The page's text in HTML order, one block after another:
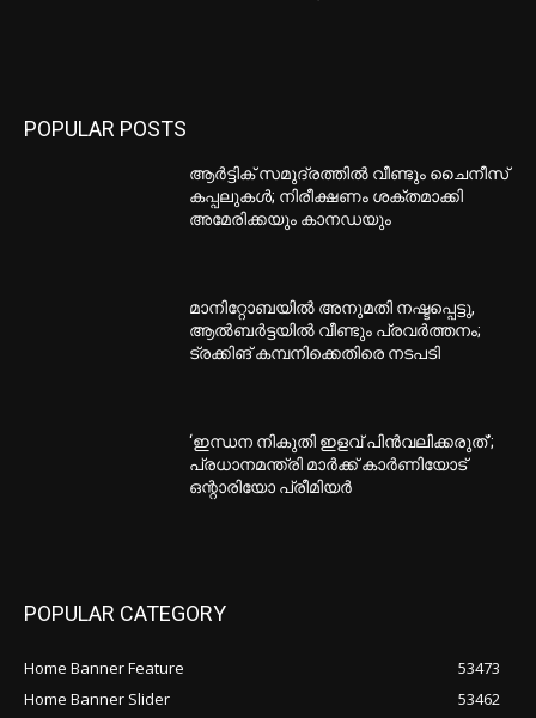
POPULAR POSTS
ആർട്ടിക് സമുദ്രത്തിൽ വീണ്ടും ചൈനീസ്
കപ്പലുകൾ; നിരീക്ഷണം ശക്തമാക്കി
അമേരിക്കയും കാനഡയും
മാനിറ്റോബയിൽ അനുമതി നഷ്ടപ്പെട്ടു,
ആൽബർട്ടയിൽ വീണ്ടും പ്രവർത്തനം;
ട്രക്കിങ് കമ്പനിക്കെതിരെ നടപടി
‘ഇന്ധന നികുതി ഇളവ് പിൻവലിക്കരുത്’;
പ്രധാനമന്ത്രി മാർക്ക് കാർണിയോട്
ഒന്റാരിയോ പ്രീമിയർ
POPULAR CATEGORY
Home Banner Feature
53473
Home Banner Slider
53462